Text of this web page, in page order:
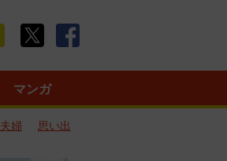
マンガ
夫婦
思い出